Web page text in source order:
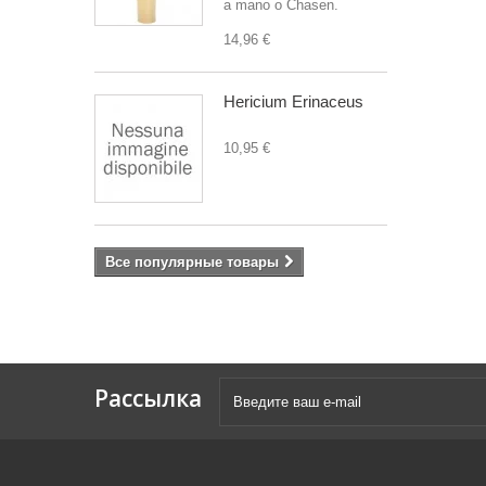
a mano o Chasen.
14,96 €
Hericium Erinaceus
10,95 €
Все популярные товары
Рассылка